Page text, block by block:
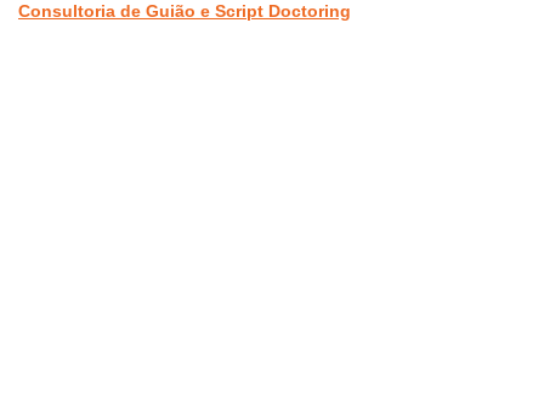
Consultoria de Guião e Script Doctoring